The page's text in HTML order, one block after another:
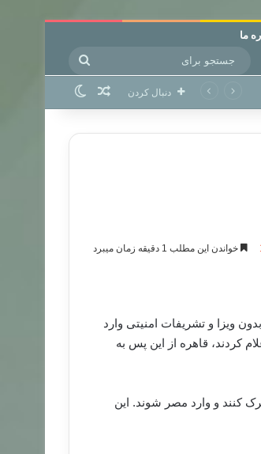
ما
تغییر پوسته
برای دنبال کردن نوشته تصادفی
خواندن این مطلب 1 دقیقه زمان میبرد
ویزا و تشریفات امنیتی وارد
کردند، قاهره از این پس به
کنند و وارد مصر شوند. این